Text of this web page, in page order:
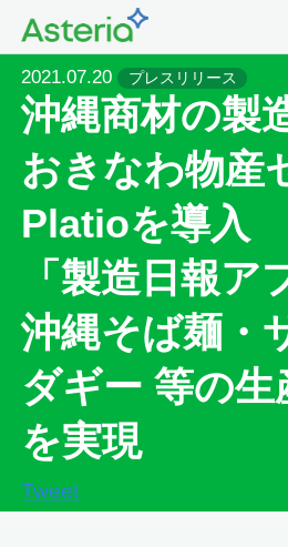
2021.07.20 プレスリリース
沖縄商材の製
おきなわ物産
Platioを導入
「製造日報ア
沖縄そば麺・
ダギー 等の生
を実現
Tweet